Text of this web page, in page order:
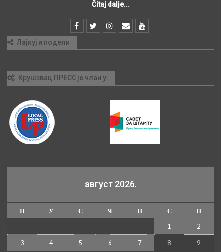
Čitaj dalje...
Лајкуј и подели
Крушевац ПРЕСС је члан у:
август 2026.
П У С Ч П С
Н
1
2
3 4 5 6 7 8 9